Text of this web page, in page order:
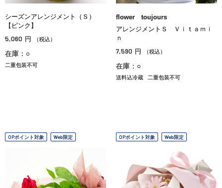
シーズンアレンジメント（Ｓ）
【ピンク】
5,060 円 （税込）
在庫：○
二重包装不可
flower toujours
アレンジメントＳ Ｖｉｔａｍｉ
ｎ
7,590 円 （税込）
在庫：○
送料込冷蔵 二重包装不可
OPポイント対象 Web限定 OPポイント対象 Web限定